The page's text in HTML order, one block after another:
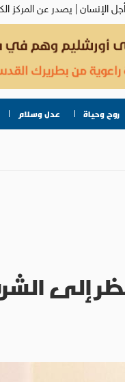
روح وحياة عدل وسلام
إلى